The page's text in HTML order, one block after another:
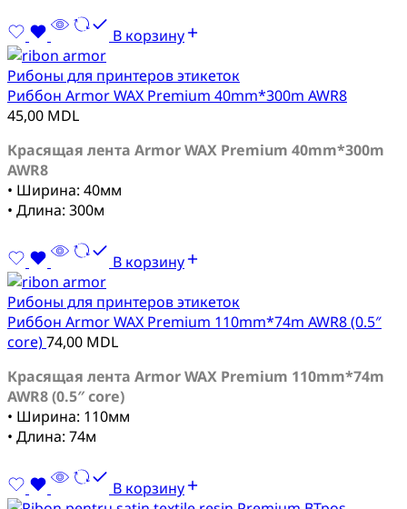
В корзину
Рибоны для принтеров этикеток
Риббон Armor WAX Premium 40mm*300m AWR8
45,00 MDL
Красящая лента Armor WAX Premium 40mm*300m
AWR8
• Ширина: 40мм
• Длина: 300м
В корзину
Рибоны для принтеров этикеток
Риббон Armor WAX Premium 110mm*74m AWR8 (0.5″
core)74,00 MDL
Красящая лента Armor WAX Premium 110mm*74m
AWR8 (0.5″ core)
• Ширина: 110мм
• Длина: 74м
В корзину